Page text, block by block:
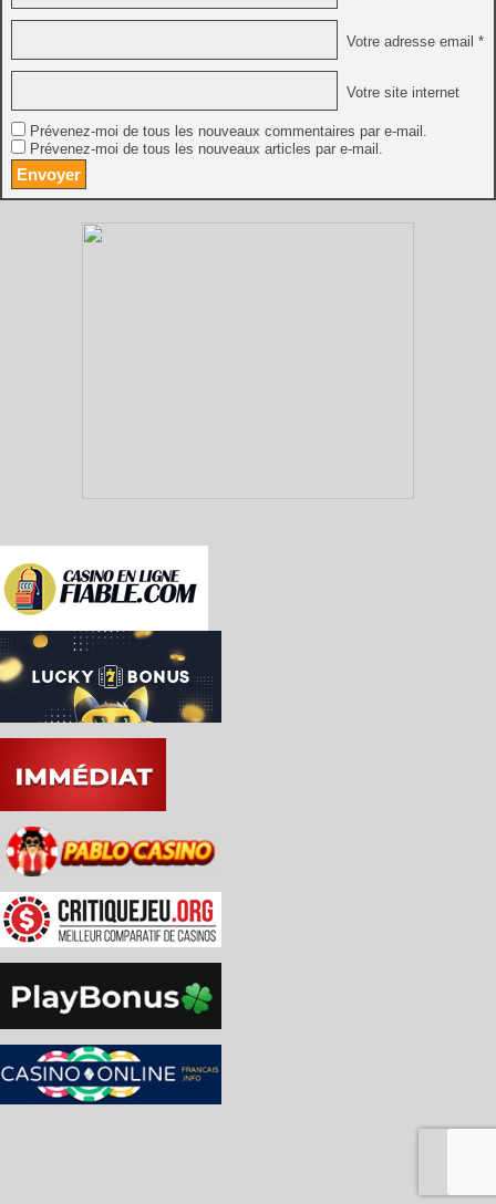
Votre adresse email *
Votre site internet
Prévenez-moi de tous les nouveaux commentaires par e-mail.
Prévenez-moi de tous les nouveaux articles par e-mail.